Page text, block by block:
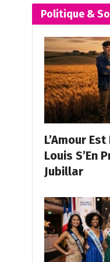
Politique &
L’Amour
Louis S’En
Jubillar